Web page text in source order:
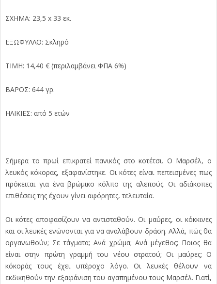
ΣΧΗΜΑ: 23,5 x 33 εκ.
ΕΞΩΦΥΛΛΟ: Σκληρό
ΤΙΜΗ: 14,40 € (περιλαμβάνει ΦΠΑ 6%)
ΒΑΡΟΣ: 644 γρ.
ΗΛΙΚΙΕΣ: από 5 ετών
Σήμερα το πρωί επικρατεί πανικός στο κοτέτσι. Ο Μαρσέλ, ο
λευκός κόκορας, εξαφανίστηκε. Οι κότες είναι πεπεισμένες πως
πρόκειται για ένα βρώμικο κόλπο της αλεπούς. Οι αδιάκοπες
επιθέσεις της έχουν γίνει αφόρητες, τελευταία.
Οι κότες αποφασίζουν να αντισταθούν. Οι μαύρες, οι κόκκινες
και οι λευκές ενώνονται για να αναλάβουν δράση. Αλλά, πώς θα
οργανωθούν; Σε τάγματα; Ανά χρώμα; Ανά μέγεθος; Ποιος θα
είναι στην πρώτη γραμμή του νέου στρατού; Οι μαύρες; Ο
κόκοράς τους έχει υπέροχο λόγο. Οι λευκές θέλουν να
εκδικηθούν την εξαφάνιση του αγαπημένου τους Μαρσέλ. Γιατί,